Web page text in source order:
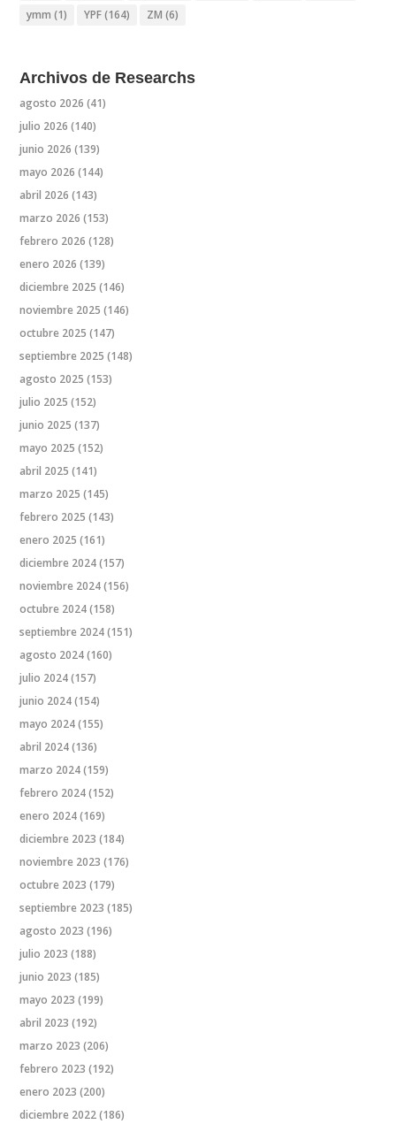
ymm (1) YPF(164) ZM (6)
Archivos de Researchs
agosto 2026 (41)
julio 2026 (140)
junio 2026 (139)
mayo 2026 (144)
abril 2026 (143)
marzo 2026 (153)
febrero 2026 (128)
enero 2026 (139)
diciembre 2025 (146)
noviembre 2025 (146)
octubre 2025 (147)
septiembre 2025 (148)
agosto 2025 (153)
julio 2025 (152)
junio 2025 (137)
mayo 2025 (152)
abril 2025 (141)
marzo 2025 (145)
febrero 2025 (143)
enero 2025 (161)
diciembre 2024(157)
noviembre 2024(156)
octubre 2024(158)
septiembre 2024(151)
agosto 2024(160)
julio 2024(157)
junio 2024(154)
mayo 2024(155)
abril 2024(136)
marzo 2024(159)
febrero 2024(152)
enero 2024(169)
diciembre 2023 (184)
noviembre 2023 (176)
octubre 2023 (179)
septiembre 2023 (185)
agosto 2023 (196)
julio 2023 (188)
junio 2023 (185)
mayo 2023 (199)
abril 2023 (192)
marzo 2023 (206)
febrero 2023 (192)
enero 2023 (200)
diciembre 2022(186)